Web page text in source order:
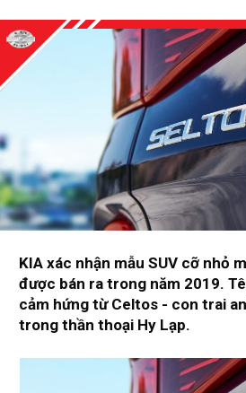
KIA xác nhận mẫu SUV cỡ nhỏ
được bán ra trong năm 2019.
cảm hứng từ Celtos - con trai
trong thần thoại Hy Lạp.